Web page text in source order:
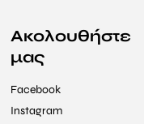
Ακολουθήστε
μας
Facebook
Instagram